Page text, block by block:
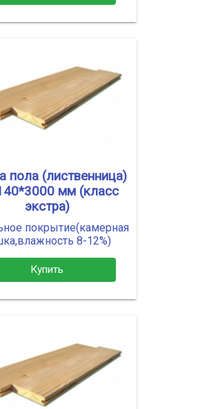
пола (лиственница)
мм (класс
экстра)
покрытие(камерная
8-12%)
Купить